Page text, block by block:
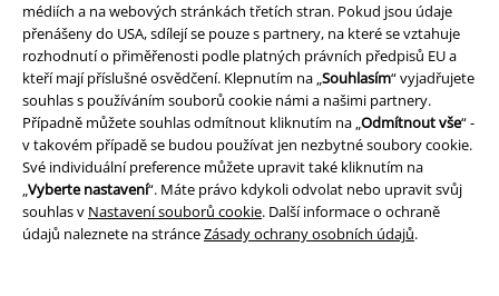
médiích a na webových stránkách třetích stran. Pokud jsou údaje
přenášeny do USA, sdílejí se pouze s partnery, na které se vztahuje
rozhodnutí o přiměřenosti podle platných právních předpisů EU a
kteří mají příslušné osvědčení. Klepnutím na „Souhlasím“ vyjadřujete
souhlas s používáním souborů cookie námi a našimi partnery.
Případně můžete souhlas odmítnout kliknutím na „Odmítnout vše“ -
v takovém případě se budou používat jen nezbytné soubory cookie.
Své individuální preference můžete upravit také kliknutím na
„Vyberte nastavení“. Máte právo kdykoli odvolat nebo upravit svůj
souhlas v Nastavení souborů cookie. Další informace o ochraně
údajů naleznete na stránceZásady ochrany osobních údajů.
Právní informace
Podmínky
Prohlášení
Ochrana osobních údajů
Likvidace odpadu a ochrana životního prostředí